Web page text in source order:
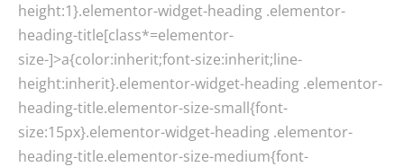
height:1}.elementor-widget-heading .elementor-
heading-title[class*=elementor-
size-]>a{color:inherit;font-size:inherit;line-
height:inherit}.elementor-widget-heading .elementor-
heading-title.elementor-size-small{font-
size:15px}.elementor-widget-heading .elementor-
heading-title.elementor-size-medium{font-